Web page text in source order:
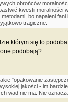
obrońców
kwestii moralności
bo napaleni
tragiczne.
którym się to
podobają?
"opakowanie
jakości - im
wad nie ma. Nie